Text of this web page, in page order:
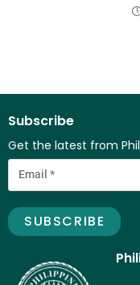
Subscribe
Get the latest from